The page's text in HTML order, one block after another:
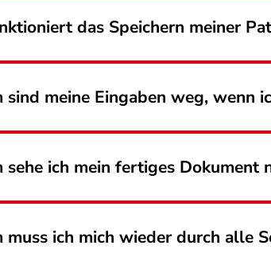
das Speichern meiner
sind meine Eingaben weg, wenn
sehe ich mein fertiges Dokument
muss ich mich wieder durch alle